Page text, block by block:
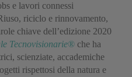
e lavori connessi
riciclo e rinnovamento,
chiave dell’edizione 2020
Tecnovisionarie® che ha
scienziate, accademiche
rispettosi della natura e